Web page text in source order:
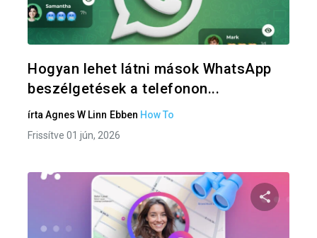
Hogyan lehet látni mások WhatsApp
beszélgetések a telefonon...
írta Agnes W Linn Ebben How To
Frissítve 01 jún, 2026